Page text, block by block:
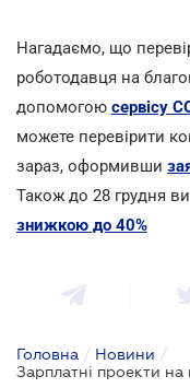
Нагадаємо, що
роботодавця на
допомогою сервісу
можете перевірити
зараз, оформивши
Також до 28 грудня
знижкою до 40%
Головна / Новини /